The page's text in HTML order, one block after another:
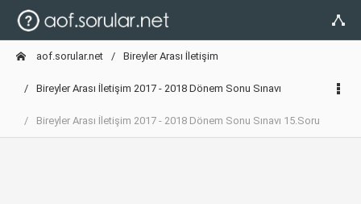
aof.sorular.net Bireyler Arası İletişim
Bireyler Arası İletişim 2017 - 2018 Dönem Sonu Sınavı
Bireyler Arası İletişim 2017 - 2018 Dönem Sonu Sınavı 15.Soru